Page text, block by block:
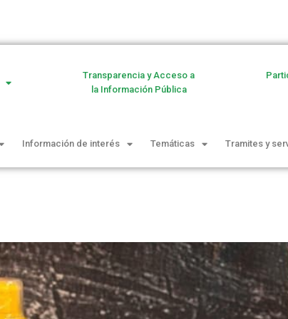
Transparencia y Acceso a
la Información Pública
Información de interés Temáticas Tramites y